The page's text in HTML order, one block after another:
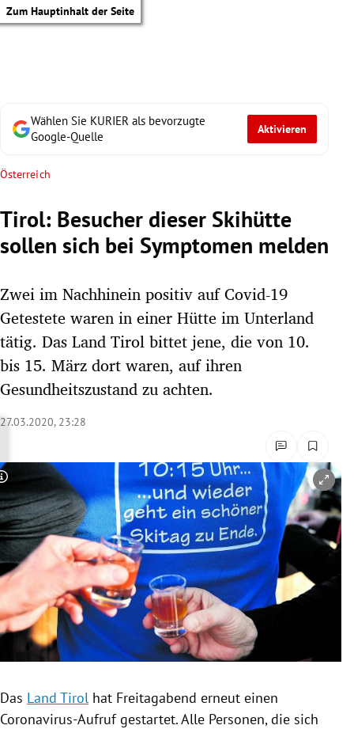
Zum Hauptinhalt der Seite
Untermenü
Untermenü
Untermenü
Untermenü
Untermenü
Untermenü
Untermenü
Wählen Sie KURIER als bevorzugte
Google-Quelle
Aktivieren
Österreich
Tirol: Besucher dieser Skihütte
sollen sich bei Symptomen melden
Zwei im Nachhinein positiv auf Covid-19
Getestete waren in einer Hütte im Unterland
tätig. Das Land Tirol bittet jene, die von 10.
bis 15. März dort waren, auf ihren
Gesundheitszustand zu achten.
27.03.2020, 23:28
Copyright-Hinweis öffnen/schließen
Das Land Tirol hat Freitagabend erneut einen
Coronavirus-Aufruf gestartet. Alle Personen, die sich